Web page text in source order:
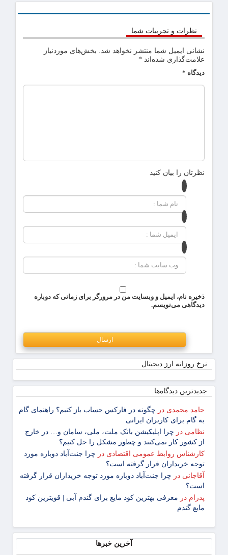
نظرات و تجربیات شما
نشانی ایمیل شما منتشر نخواهد شد. بخش‌های موردنیاز
علامت‌گذاری شده‌اند *
دیدگاه *
نظرتان را بیان کنید
ذخیره نام، ایمیل و وبسایت من در مرورگر برای زمانی که دوباره
دیدگاهی می‌نویسم.
نرخ روزانه ارز دیجیتال
جدیدترین دیدگاه‌‌ها
حامد محمدی در چگونه در فارکس حساب باز کنیم؟ راهنمای گام
‌به ‌گام برای کاربران ایرانی
نظامی در چرا اپلیکیشن بانک ملت، ملی، سامان و… در خارج
از کشور کار نمی‌کنند و چطور مشکل را حل کنیم؟
کارشناس روابط عمومی اقتصادی در چرا جنت‌آباد دوباره مورد
توجه خریداران قرار گرفته است؟
آقاجانی در چرا جنت‌آباد دوباره مورد توجه خریداران قرار گرفته
است؟
پدرام در معرفی بهترین کود مایع برای گندم آبی | قویترین کود
مایع گندم
آخرین خبرها